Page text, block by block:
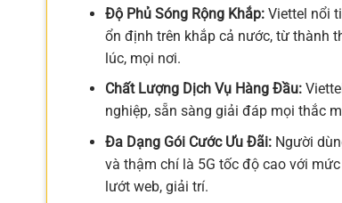
Độ Phủ Sóng Rộng Khắp:Viettel nổi
ổn định trên khắp cả nước, từ thành
lúc, mọi nơi.
Chất Lượng Dịch Vụ Hàng Đầu:
nghiệp, sẵn sàng giải đáp mọi thắc
Đa Dạng Gói Cước Ưu Đãi:Người
và thậm chí là 5G tốc độ cao với
lướt web, giải trí.